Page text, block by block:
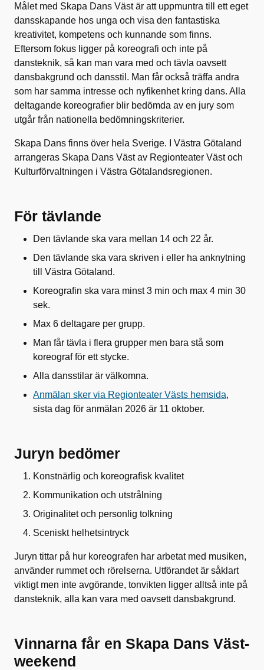
Målet med Skapa Dans Väst är att uppmuntra till ett eget
dansskapande hos unga och visa den fantastiska
kreativitet, kompetens och kunnande som finns.
Eftersom fokus ligger på koreografi och inte på
dansteknik, så kan man vara med och tävla oavsett
dansbakgrund och dansstil. Man får också träffa andra
som har samma intresse och nyfikenhet kring dans. Alla
deltagande koreografier blir bedömda av en jury som
utgår från nationella bedömningskriterier.
Skapa Dans finns över hela Sverige. I Västra Götaland
arrangeras Skapa Dans Väst av Regionteater Väst och
Kulturförvaltningen i Västra Götalandsregionen.
För tävlande
Den tävlande ska vara mellan 14 och 22 år.
Den tävlande ska vara skriven i eller ha anknytning
till Västra Götaland.
Koreografin ska vara minst 3 min och max 4 min 30
sek.
Max 6 deltagare per grupp.
Man får tävla i flera grupper men bara stå som
koreograf för ett stycke.
Alla dansstilar är välkomna.
Anmälan sker via Regionteater Västs hemsida,
sista dag för anmälan 2026 är 11 oktober.
Juryn bedömer
Konstnärlig och koreografisk kvalitet
Kommunikation och utstrålning
Originalitet och personlig tolkning
Sceniskt helhetsintryck
Juryn tittar på hur koreografen har arbetat med musiken,
använder rummet och rörelserna. Utförandet är såklart
viktigt men inte avgörande, tonvikten ligger alltså inte på
dansteknik, alla kan vara med oavsett dansbakgrund.
Vinnarna får en Skapa Dans Väst-
weekend